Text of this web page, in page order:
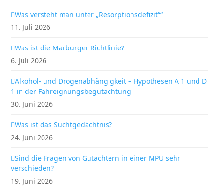
Was versteht man unter „Resorptionsdefizit““
11. Juli 2026
Was ist die Marburger Richtlinie?
6. Juli 2026
Alkohol- und Drogenabhängigkeit – Hypothesen A 1 und D
1 in der Fahreignungsbegutachtung
30. Juni 2026
Was ist das Suchtgedächtnis?
24. Juni 2026
Sind die Fragen von Gutachtern in einer MPU sehr
verschieden?
19. Juni 2026